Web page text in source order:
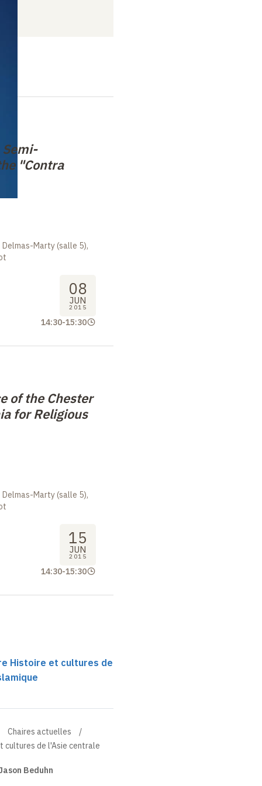
"Contra
Marty (salle 5),
08
JUN
2015
14:30-15:30
of the Chester
for Religious
Marty (salle 5),
15
JUN
2015
14:30-15:30
Histoire et cultures de
Chaires actuelles
cultures de l'Asie centrale
Beduhn